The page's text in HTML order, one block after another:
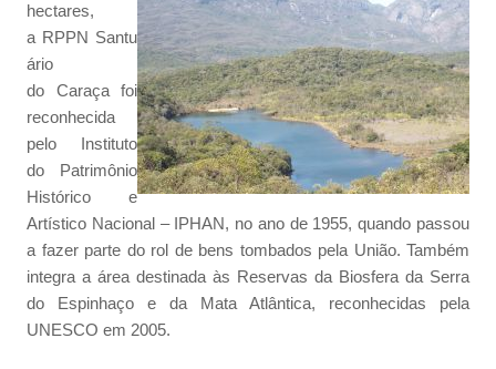
hectares,
a RPPN Santu
ário
do Caraça foi
reconhecida
pelo Instituto
do Patrimônio
Histórico e
Artístico Nacional – IPHAN, no ano de 1955, quando passou
a fazer parte do rol de bens tombados pela União. Também
integra a área destinada às Reservas da Biosfera da Serra
do Espinhaço e da Mata Atlântica, reconhecidas pela
UNESCO em 2005.